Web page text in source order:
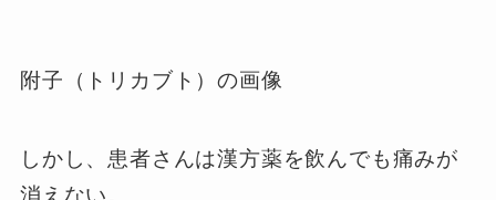
附子（トリカブト）の画像
しかし、患者さんは漢方薬を飲んでも痛みが
消えない。